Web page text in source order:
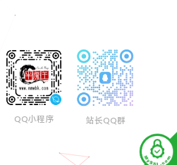
QQ小程序 站长QQ群